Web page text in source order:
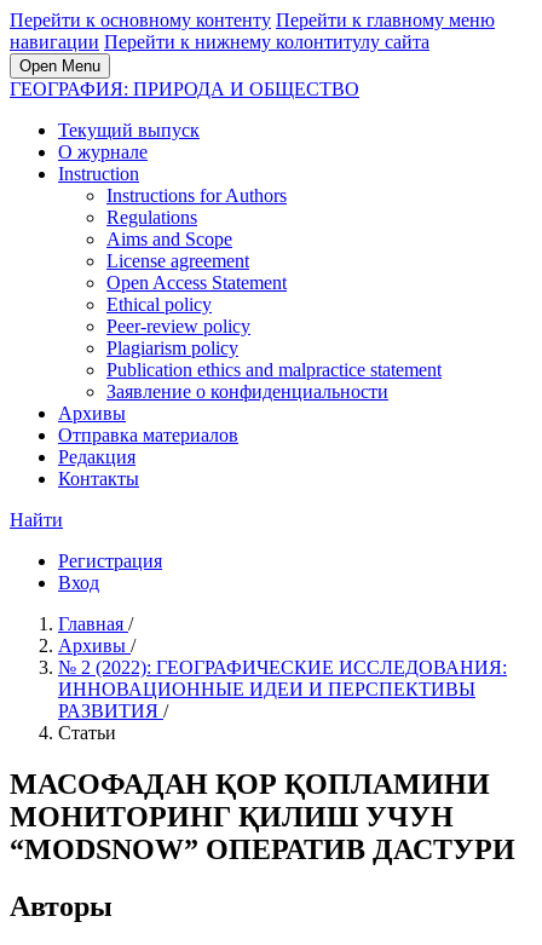
Перейти к основному контенту Перейти к главному меню
навигации Перейти к нижнему колонтитулу сайта
Open Menu
ГЕОГРАФИЯ: ПРИРОДА И ОБЩЕСТВО
Текущий выпуск
О журнале
Instruction
Instructions for Authors
Regulations
Aims and Scope
License agreement
Open Access Statement
Ethical policy
Peer-review policy
Plagiarism policy
Publication ethics and malpractice statement
Заявление о конфиденциальности
Архивы
Отправка материалов
Редакция
Контакты
Найти
Регистрация
Вход
Главная /
Архивы /
№ 2 (2022): ГЕОГРАФИЧЕСКИЕ ИССЛЕДОВАНИЯ:
ИННОВАЦИОННЫЕ ИДЕИ И ПЕРСПЕКТИВЫ
РАЗВИТИЯ /
Статьи
МАСОФАДАН ҚОР ҚОПЛАМИНИ
МОНИТОРИНГ ҚИЛИШ УЧУН
“MODSNOW” ОПЕРАТИВ ДАСТУРИ
Авторы